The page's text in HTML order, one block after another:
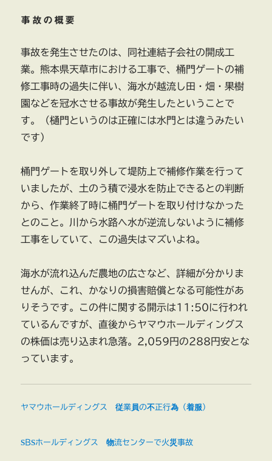
事故の概要
事故を発生させたのは、同社連結子会社の開成工
業。熊本県天草市における工事で、桶門ゲートの補
修工事時の過失に伴い、海水が越流し田・畑・果樹
園などを冠水させる事故が発生したということで
す。（樋門というのは正確には水門とは違うみたい
です）
桶門ゲートを取り外して堤防上で補修作業を行って
いましたが、土のう積で浸水を防止できるとの判断
から、作業終了時に桶門ゲートを取り付けなかった
とのこと。川から水路へ水が逆流しないように補修
工事をしていて、この過失はマズいよね。
海水が流れ込んだ農地の広さなど、詳細が分かりま
せんが、これ、かなりの損害賠償となる可能性があ
りそうです。この件に関する開示は11:50に行われ
ているんですが、直後からヤマウホールディングス
の株価は売り込まれ急落。2,059円の288円安とな
っています。
ヤマウホールディングス 従業員の不正行為（着服）
SBSホールディングス 物流センターで火災事故